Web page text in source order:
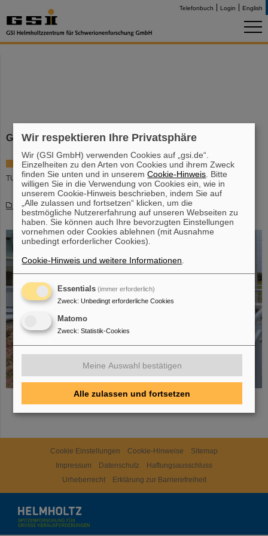
Telefonbuch Login English
GREWIS Statustreffen und Seminar
Di., 22.11.16
TUD B2/61, Raum 102
Programm
Cookie Einstellungen Cookie-Hinweise
Sitemap
Impressum
Datenschutz
Haftungsausschluss
Urheberrecht
Erklärung zur Barrierefreiheit
Wir respektieren Ihre Privatsphäre
Wir (GSI GmbH) verwenden Cookies auf „gsi.de“.
Einzelheiten zu den Arten von Cookies und ihrem Zweck
finden Sie unten und in unseremCookie-Hinweis . Bitte
willigen Sie in die Verwendung von Cookies ein, wie in
unserem Cookie-Hinweis beschrieben, indem Sie auf
„Alle zulassen und fortsetzen“ klicken, um die
bestmögliche Nutzererfahrung auf unseren Webseiten zu
haben. Sie können auch Ihre bevorzugten Einstellungen
vornehmen oder Cookies ablehnen (mit Ausnahme
unbedingt erforderlicher Cookies).
Cookie-Hinweis und weitere Informationen
Essentials (immer erforderlich)
Zweck: Unbedingt erforderliche Cookies
Matomo
Zweck: Statistik-Cookies
Meine Auswahl bestätigen
Alle zulassen und fortsetzen